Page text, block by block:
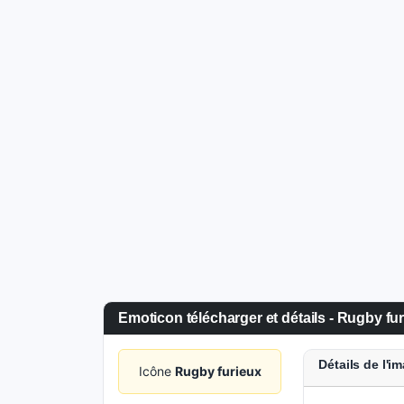
Emoticon télécharger et détails - Rugby
Icône Rugby furieux Détails de